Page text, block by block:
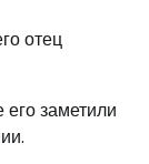
отец
заметили